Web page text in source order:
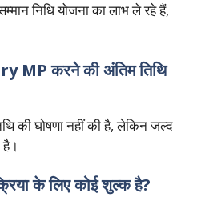
निधि योजना का लाभ ले रहे हैं,
करने की अंतिम तिथि
की घोषणा नहीं की है, लेकिन जल्द
के लिए कोई शुल्क है?